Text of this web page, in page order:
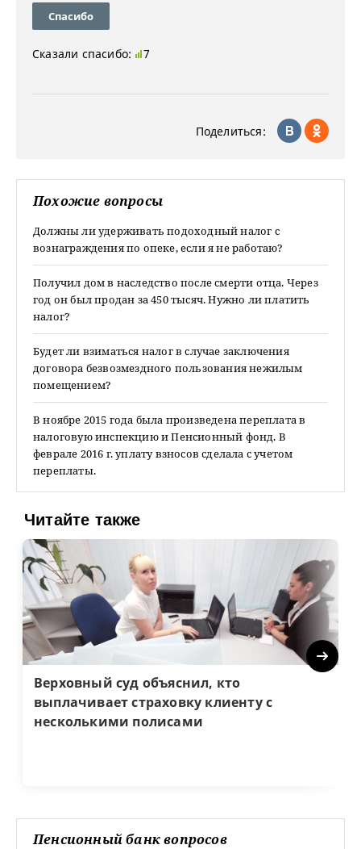
Спасибо
Сказали спасибо: 7
Поделиться:
Похожие вопросы
Должны ли удерживать подоходный налог с
вознаграждения по опеке, если я не работаю?
Получил дом в наследство после смерти отца. Через
год он был продан за 450 тысяч. Нужно ли платить
налог?
Будет ли взиматься налог в случае заключения
договора безвозмездного пользования нежилым
помещением?
В ноябре 2015 года была произведена переплата в
налоговую инспекцию и Пенсионный фонд. В
феврале 2016 г. уплату взносов сделала с учетом
переплаты.
Читайте также
Верховный суд объяснил, кто
выплачивает страховку клиенту с
несколькими полисами
Next
Пенсионный банк вопросов